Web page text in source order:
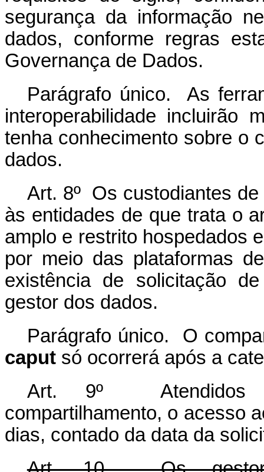
segurança da informação
dados, conforme regras
Governança de Dados.
Parágrafo único. As
interoperabilidade incluirão
tenha conhecimento sobre o
dados.
Art. 8º Os custodiantes
às entidades de que trata o
amplo e restrito hospedados
por meio das plataformas
existência de solicitação
gestor dos dados.
Parágrafo único. O
caput só ocorrerá após a
Art. 9º Atendidos
compartilhamento, o acesso
dias, contado da data da